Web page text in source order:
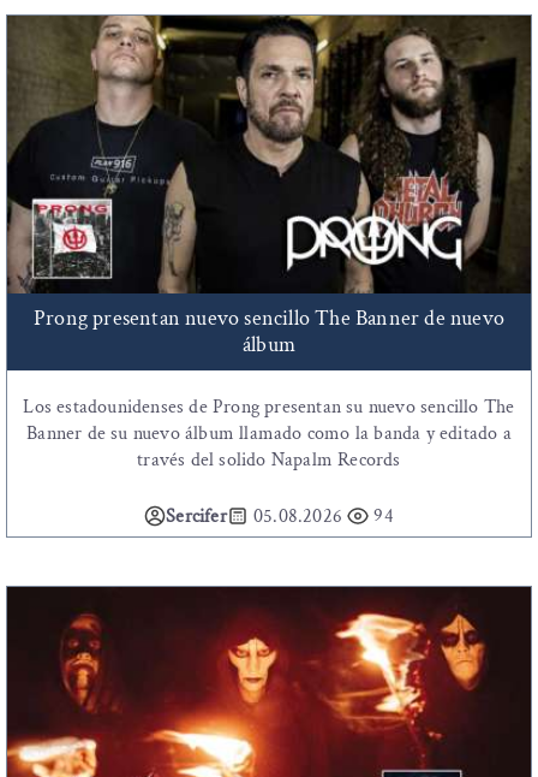
Prong presentan nuevo sencillo The Banner de nuevo
álbum
Los estadounidenses de Prong presentan su nuevo sencillo The
Banner de su nuevo álbum llamado como la banda y editado a
través del solido Napalm Records
Sercifer 05.08.2026 94